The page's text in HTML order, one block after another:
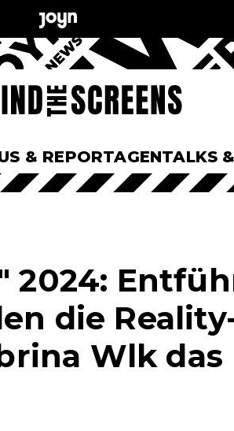
& REPORTAGENTALKS
2024:
die
Wlk das